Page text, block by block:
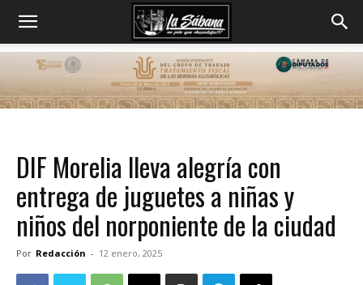
DIF Morelia lleva alegría con
entrega de juguetes a niñas y
niños del norponiente de la ciudad
Por Redacción - 12 enero, 2025